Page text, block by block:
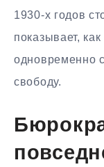
1930-х годов
показывает,
одновременно
свободу.